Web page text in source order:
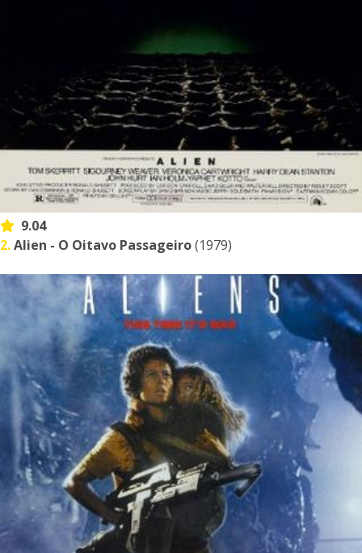
9.04
2.Alien - O Oitavo Passageiro(1979)